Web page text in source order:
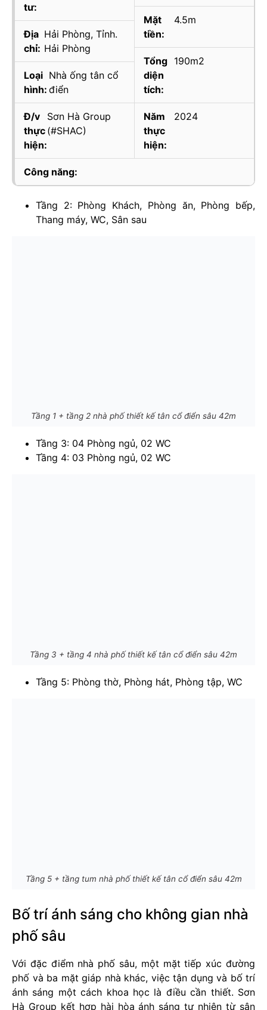
tư:
Địa
chỉ:
Hải Phòng, Tỉnh.
Hải Phòng
Loại
hình:
Nhà ống tân cổ
điển
Đ/v
thực
hiện:
Sơn Hà Group
(#SHAC)
Mặt
tiền:
4.5m
Tổng
diện
tích:
190m2
Năm
thực
hiện:
2024
Công năng:
Tầng 2: Phòng Khách, Phòng ăn, Phòng bếp,
Thang máy, WC, Sân sau
Tầng 1 + tầng 2 nhà phố thiết kế tân cổ điển sâu 42m
Tầng 3: 04 Phòng ngủ, 02 WC
Tầng 4: 03 Phòng ngủ, 02 WC
Tầng 3 + tầng 4 nhà phố thiết kế tân cổ điển sâu 42m
Tầng 5: Phòng thờ, Phòng hát, Phòng tập, WC
Tầng 5 + tầng tum nhà phố thiết kế tân cổ điển sâu 42m
Bố trí ánh sáng cho không gian nhà
phố sâu
Với đặc điểm nhà phố sâu, một mặt tiếp xúc đường
phố và ba mặt giáp nhà khác, việc tận dụng và bố trí
ánh sáng một cách khoa học là điều cần thiết. Sơn
Hà Group kết hợp hài hòa ánh sáng tự nhiên từ sân